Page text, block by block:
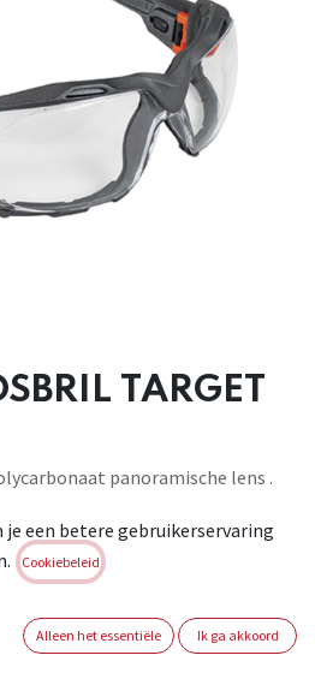
TARGET
panoramische lens .
ontwerp voor een betere
bescherming van zacht
. Conform : EN 166 EN
je een betere gebruikerservaring
Cookiebeleid
Alleen het essentiële Ik ga akkoord